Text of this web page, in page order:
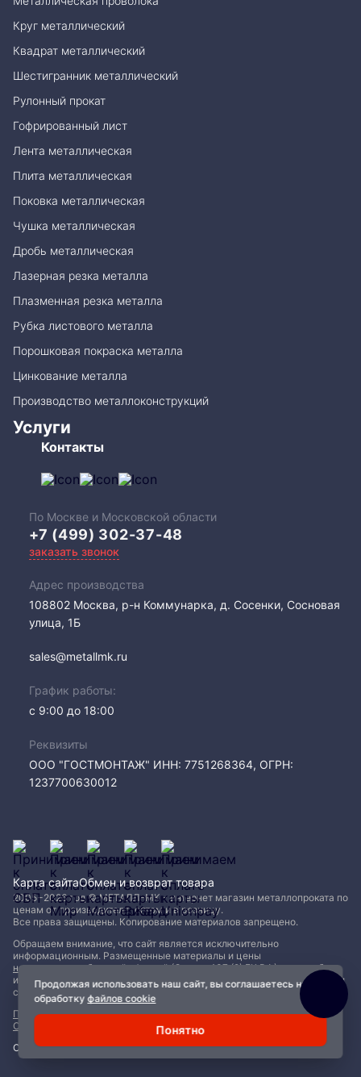
Продолжая использовать наш сайт, вы соглашаетесь на
обработкуфайлов cookie
Понятно
Круг металлический
Квадрат металлический
Шестигранник металлический
Рулонный прокат
Гофрированный лист
Лента металлическая
Плита металлическая
Поковка металлическая
Чушка металлическая
Дробь металлическая
Лазерная резка металла
Плазменная резка металла
Рубка листового металла
Порошковая покраска металла
Цинкование металла
Производство металлоконструкций
Услуги
Контакты
По Москве и Московской области
+7 (499) 302-37-48
заказать звонок
Адрес производства
108802​ Москва, р-н Коммунарка, д. Сосенки, Сосновая
улица, 1Б
sales@metallmk.ru
График работы:
с 9:00 до 18:00
Реквизиты
ООО "ГОСТМОНТАЖ" ИНН: 7751268364, ОГРН:
1237700630012
2005−2026 год © МЕТАЛЛ-МК - интернет магазин металлопроката по
ценам от производителя, оптом и в розницу.
Все права защищены. Копирование материалов запрещено.
Обращаем внимание, что сайт является исключительно
информационным. Размещенные материалы и цены
не являются публичной офертой (Статья 437 (2) ГК РФ)и могут быть
изменены без уведомления. Для уточнения наличия, характеристик и
стоимости материалов обращайтесь в офисы продаж.
Политика конфиденциальности|Пользовательское соглашение
Обработка файлов Cookie
Сделано с ❤️
Карта сайтаОбмен и возврат товара